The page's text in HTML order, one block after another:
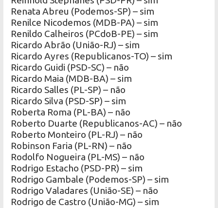
Renata Abreu (Podemos-SP) – sim
Renilce Nicodemos (MDB-PA) – sim
Renildo Calheiros (PCdoB-PE) – sim
Ricardo Abrão (União-RJ) – sim
Ricardo Ayres (Republicanos-TO) – sim
Ricardo Guidi (PSD-SC) – não
Ricardo Maia (MDB-BA) – sim
Ricardo Salles (PL-SP) – não
Ricardo Silva (PSD-SP) – sim
Roberta Roma (PL-BA) – não
Roberto Duarte (Republicanos-AC) – não
Roberto Monteiro (PL-RJ) – não
Robinson Faria (PL-RN) – não
Rodolfo Nogueira (PL-MS) – não
Rodrigo Estacho (PSD-PR) – sim
Rodrigo Gambale (Podemos-SP) – sim
Rodrigo Valadares (União-SE) – não
Rodrigo de Castro (União-MG) – sim